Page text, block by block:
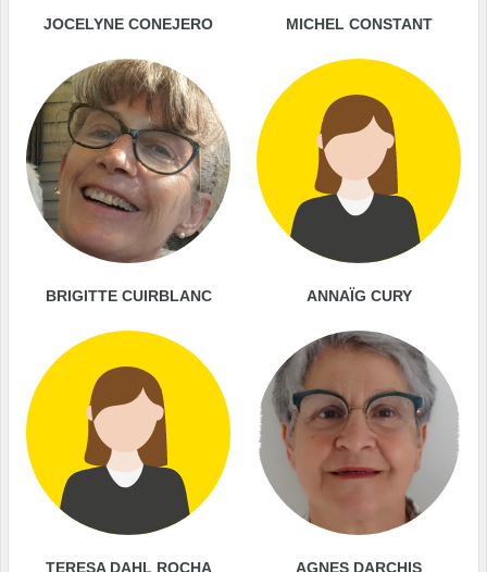
JOCELYNE CONEJERO MICHEL CONSTANT
BRIGITTE CUIRBLANC ANNAÏG CURY
TERESA DAHL ROCHA AGNES DARCHIS